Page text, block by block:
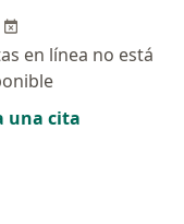
en línea no está
una cita